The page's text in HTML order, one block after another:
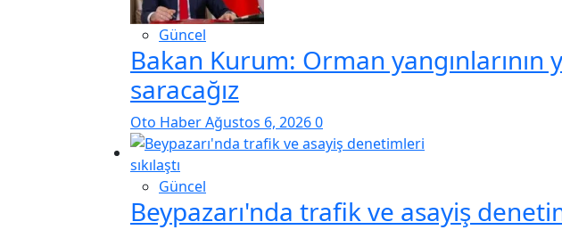
Güncel
Bakan Kurum: Orman yangınlarının
saracağız
Oto HaberAğustos 6, 20260
Güncel
Beypazarı'nda trafik ve asayiş